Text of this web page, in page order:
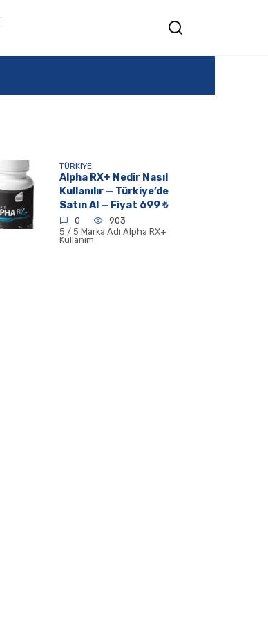
TÜRKIYE
Alpha RX+ Nedir Nasıl
Kullanılır — Türkiye’de
Satın Al — Fiyat 699 ₺
0
903
5 / 5 Marka Adı Alpha RX+
Kullanım